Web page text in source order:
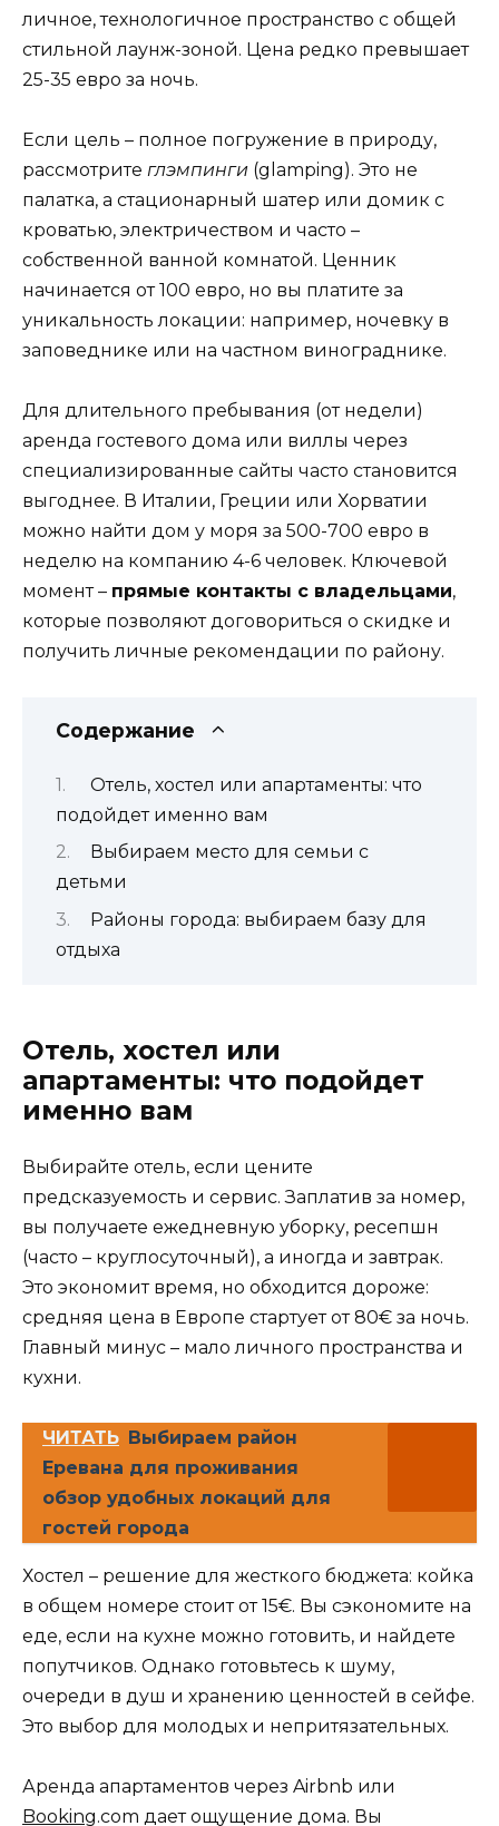
личное, технологичное пространство с общей
стильной лаунж-зоной. Цена редко превышает
25-35 евро за ночь.
Если цель – полное погружение в природу,
рассмотрите глэмпинги (glamping). Это не
палатка, а стационарный шатер или домик с
кроватью, электричеством и часто –
собственной ванной комнатой. Ценник
начинается от 100 евро, но вы платите за
уникальность локации: например, ночевку в
заповеднике или на частном винограднике.
Для длительного пребывания (от недели)
аренда гостевого дома или виллы через
специализированные сайты часто становится
выгоднее. В Италии, Греции или Хорватии
можно найти дом у моря за 500-700 евро в
неделю на компанию 4-6 человек. Ключевой
момент – прямые контакты с владельцами,
которые позволяют договориться о скидке и
получить личные рекомендации по району.
Содержание
Отель, хостел или апартаменты: что
подойдет именно вам
Выбираем место для семьи с
детьми
Районы города: выбираем базу для
отдыха
Отель, хостел или
апартаменты: что подойдет
именно вам
Выбирайте отель, если цените
предсказуемость и сервис. Заплатив за номер,
вы получаете ежедневную уборку, ресепшн
(часто – круглосуточный), а иногда и завтрак.
Это экономит время, но обходится дороже:
средняя цена в Европе стартует от 80€ за ночь.
Главный минус – мало личного пространства и
кухни.
ЧИТАТЬ Выбираем район
Еревана для проживания
обзор удобных локаций для
гостей города
Хостел – решение для жесткого бюджета: койка
в общем номере стоит от 15€. Вы сэкономите на
еде, если на кухне можно готовить, и найдете
попутчиков. Однако готовьтесь к шуму,
очереди в душ и хранению ценностей в сейфе.
Это выбор для молодых и непритязательных.
Аренда апартаментов через Airbnb или
Booking.com дает ощущение дома. Вы